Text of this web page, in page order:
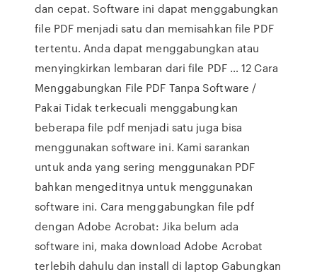
dan cepat. Software ini dapat menggabungkan
file PDF menjadi satu dan memisahkan file PDF
tertentu. Anda dapat menggabungkan atau
menyingkirkan lembaran dari file PDF … 12 Cara
Menggabungkan File PDF Tanpa Software /
Pakai Tidak terkecuali menggabungkan
beberapa file pdf menjadi satu juga bisa
menggunakan software ini. Kami sarankan
untuk anda yang sering menggunakan PDF
bahkan mengeditnya untuk menggunakan
software ini. Cara menggabungkan file pdf
dengan Adobe Acrobat: Jika belum ada
software ini, maka download Adobe Acrobat
terlebih dahulu dan install di laptop Gabungkan